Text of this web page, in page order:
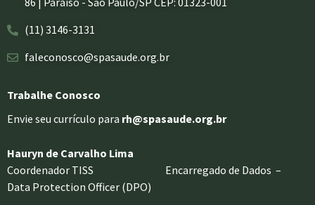
(11) 3146-3131
faleconosco@spasaude.org.br
Trabalhe Conosco
Envie seu currículo para rh@spasaude.org.br
Hauryn de Carvalho Lima
Coordenador TISS Encarregado de Dados –
Data Protection Officer (DPO)